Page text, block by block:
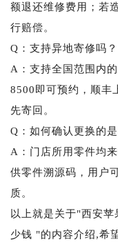
额退还维修费用；若
行赔偿。
Q：支持异地寄修吗？
A：支持全国范围内
8500即可预约，顺丰
先寄回。
Q：如何确认更换的
A：门店所用零件均
供零件溯源码，用户
质。
以上就是关于"西安
少钱 "的内容介绍,希